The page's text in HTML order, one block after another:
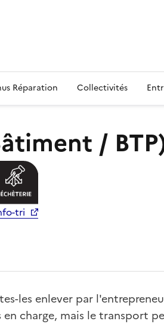
Réparation Collectivités
/
tri
les enlever par
charge, mais le transport